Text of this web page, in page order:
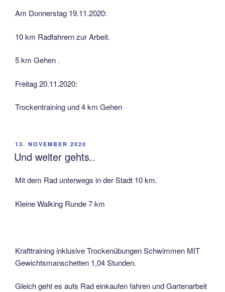
Am Donnerstag 19.11.2020:
10 km Radfahrern zur Arbeit.
5 km Gehen .
Freitag 20.11.2020:
Trockentraining und 4 km Gehen
VERÖFFENTLICHT
AM
13. NOVEMBER 2020
Und weiter gehts..
Mit dem Rad unterwegs in der Stadt 10 km.
Kleine Walking Runde 7 km
Krafttraining inklusive Trockenübungen Schwimmen MIT
Gewichtsmanschetten 1,04 Stunden.
Gleich geht es aufs Rad einkaufen fahren und Gartenarbeit